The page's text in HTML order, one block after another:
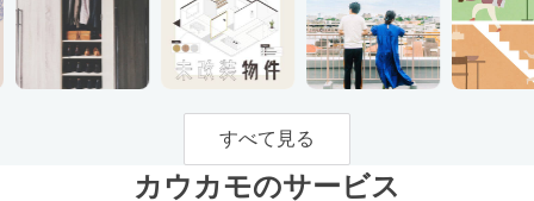
すべて見る
カウカモのサービス